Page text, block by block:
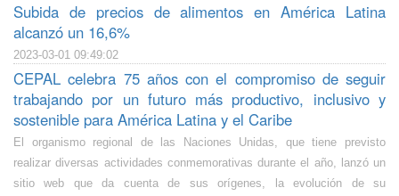
Subida de precios de alimentos en América Latina
alcanzó un 16,6%
2023-03-01 09:49:02
CEPAL celebra 75 años con el compromiso de seguir
trabajando por un futuro más productivo, inclusivo y
sostenible para América Latina y el Caribe
El organismo regional de las Naciones Unidas, que tiene previsto
realizar diversas actividades conmemorativas durante el año, lanzó un
sitio web que da cuenta de sus orígenes, la evolución de su